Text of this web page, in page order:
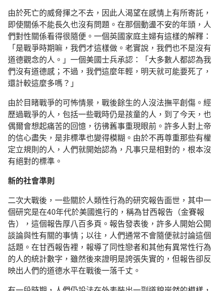
由於死亡的威脅揮之不去，因此人渴望在感情上有所寄託，
即使關係不能長久也沒有問題。在那個動盪不安的年頭，人
們對性關係看得很隨便。一個英國家庭主婦有這樣的解釋：
「是戰爭時期嘛，我們才這樣做。老實說，我們也不是沒有
道德觀念的人。」一個美國士兵承認：「大多數人都認為我
們沒有道德感；不過，我們這麼年輕，明天就可能要死了，
還計較這麼多嗎？」
由於目睹戰爭的可怖情景，戰後餘生的人沒法撫平創傷。經
歷過戰爭的人，包括一些戰時仍是孩童的人，到了今天，也
偶爾會想起痛苦的回憶，彷彿舊事重現眼前。許多人對上帝
的信心盡失，是非標準也變得模糊。由於不再尊重那些有權
定立規則的人，人們就開始認為，凡事只是相對的，根本沒
有絕對的標準。
新的社會準則
二次大戰後，一些關於人類性行為的研究報告面世，其中一
個研究是在40年代於美國進行的，稱為甘西報告（金賽報
告），這個報告厚八百多頁。報告發表後，許多人開始公開
談論與性有關的事情；以往，人們通常不會隨便就討論這個
話題。在甘西報告裡，報導了同性戀者和其他有異常性行為
的人的統計數字，雖然後來證明是誇張失實的，但報告卻反
映出人們的道德水平在戰後一落千丈。